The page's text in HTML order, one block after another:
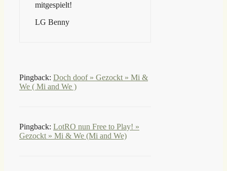
mitgespielt!
LG Benny
Pingback: Doch doof » Gezockt » Mi &
We ( Mi and We )
Pingback: LotRO nun Free to Play! »
Gezockt » Mi & We (Mi and We)